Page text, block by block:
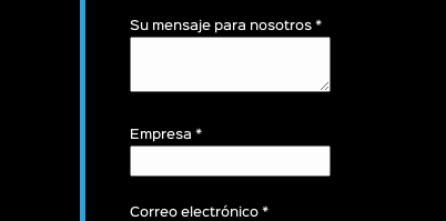
Su mensaje para nosotros *
Empresa *
Correo electrónico *